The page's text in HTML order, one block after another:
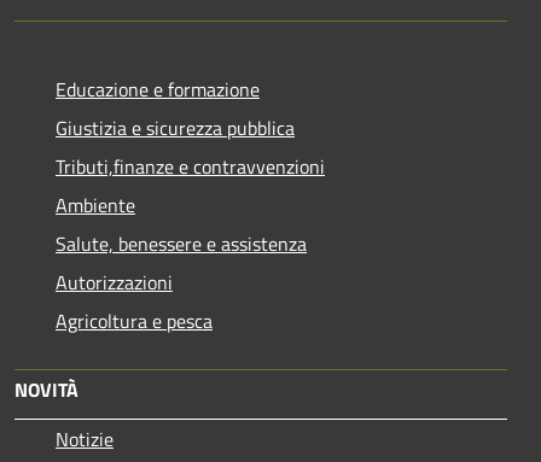
Educazione e formazione
Giustizia e sicurezza pubblica
Tributi,finanze e contravvenzioni
Ambiente
Salute, benessere e assistenza
Autorizzazioni
Agricoltura e pesca
NOVITÀ
Notizie